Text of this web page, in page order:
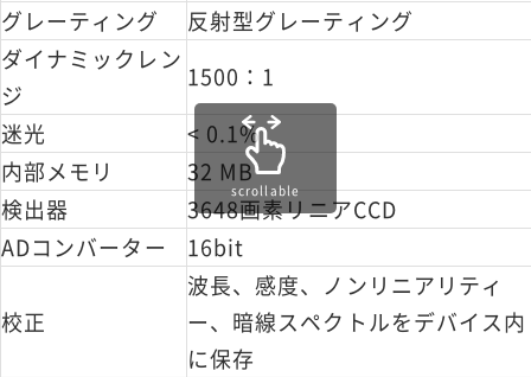
グレーティング
反射型グレーティング
ダイナミックレン
ジ
1500：1
迷光
< 0.1%
内部メモリ
32 MB
検出器
3648画素リニアCCD
ADコンバーター
16bit
校正
波長、感度、ノンリニアリティ
ー、暗線スペクトルをデバイス内
に保存
scrollable